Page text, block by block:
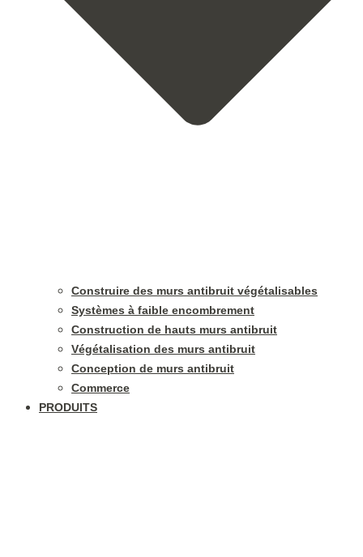
Construire des murs antibruit végétalisables
Systèmes à faible encombrement
Construction de hauts murs antibruit
Végétalisation des murs antibruit
Conception de murs antibruit
Commerce
PRODUITS